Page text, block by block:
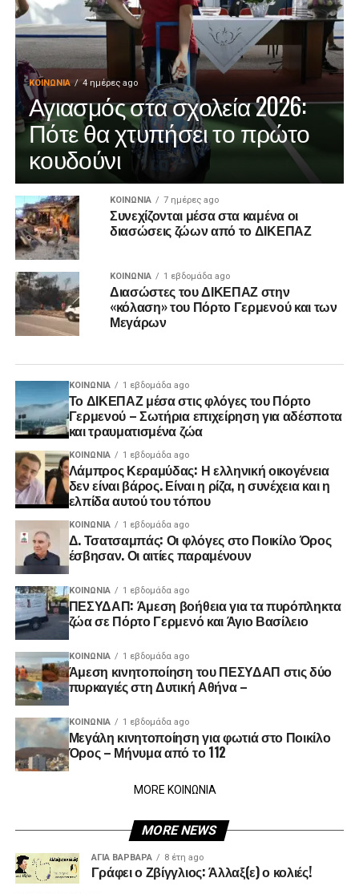
ΚΟΙΝΩΝΊΑ 4 ημέρες ago
Αγιασμός στα σχολεία 2026:
Πότε θα χτυπήσει το πρώτο
κουδούνι
ΚΟΙΝΩΝΊΑ 7 ημέρες ago
Συνεχίζονται μέσα στα καμένα οι
διασώσεις ζώων από το ΔΙΚΕΠΑΖ
ΚΟΙΝΩΝΊΑ 1 εβδομάδα ago
Διασώστες του ΔΙΚΕΠΑΖ στην
«κόλαση» του Πόρτο Γερμενού και των
Μεγάρων
ΚΟΙΝΩΝΊΑ 1 εβδομάδα ago
Το ΔΙΚΕΠΑΖ μέσα στις φλόγες του Πόρτο
Γερμενού – Σωτήρια επιχείρηση για αδέσποτα
και τραυματισμένα ζώα
ΚΟΙΝΩΝΊΑ 1 εβδομάδα ago
Λάμπρος Κεραμύδας: Η ελληνική οικογένεια
δεν είναι βάρος. Είναι η ρίζα, η συνέχεια και η
ελπίδα αυτού του τόπου
ΚΟΙΝΩΝΊΑ 1 εβδομάδα ago
Δ. Τσατσαμπάς: Οι φλόγες στο Ποικίλο Όρος
έσβησαν. Οι αιτίες παραμένουν
ΚΟΙΝΩΝΊΑ 1 εβδομάδα ago
ΠΕΣΥΔΑΠ: Άμεση βοήθεια για τα πυρόπληκτα
ζώα σε Πόρτο Γερμενό και Άγιο Βασίλειο
ΚΟΙΝΩΝΊΑ 1 εβδομάδα ago
Άμεση κινητοποίηση του ΠΕΣΥΔΑΠ στις δύο
πυρκαγιές στη Δυτική Αθήνα –
ΚΟΙΝΩΝΊΑ 1 εβδομάδα ago
Μεγάλη κινητοποίηση για φωτιά στο Ποικίλο
Όρος – Μήνυμα από το 112
MORE ΚΟΙΝΩΝΙΑ
MORE NEWS
ΑΓΙΑ ΒΑΡΒΑΡΑ 8 έτη ago
Γράφει ο Ζβίγγλιος: Άλλαξ(ε) ο κολιές!